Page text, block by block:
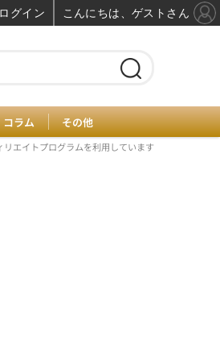
コラム その他
エイトプログラムを利用しています
ログイン こんにちは、ゲストさん